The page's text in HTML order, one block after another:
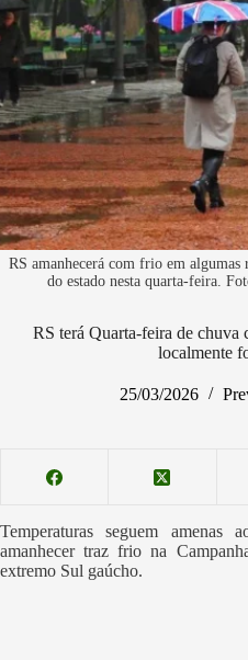
RS amanhecerá com frio em algumas
do estado nesta quarta-feira.
RS terá Quarta-feira de chuva
localmente
25/03/2026
Temperaturas seguem
amanhecer traz frio na
extremo Sul gaúcho.